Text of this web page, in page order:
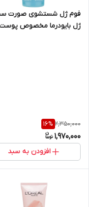
فوم ژل شستشوی صورت
ژل بایودرما مخصوص پوست
2,350,000
16%
1,970,000
افزودن به سبد